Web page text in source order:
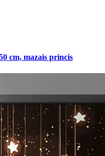
cm, mazais princis